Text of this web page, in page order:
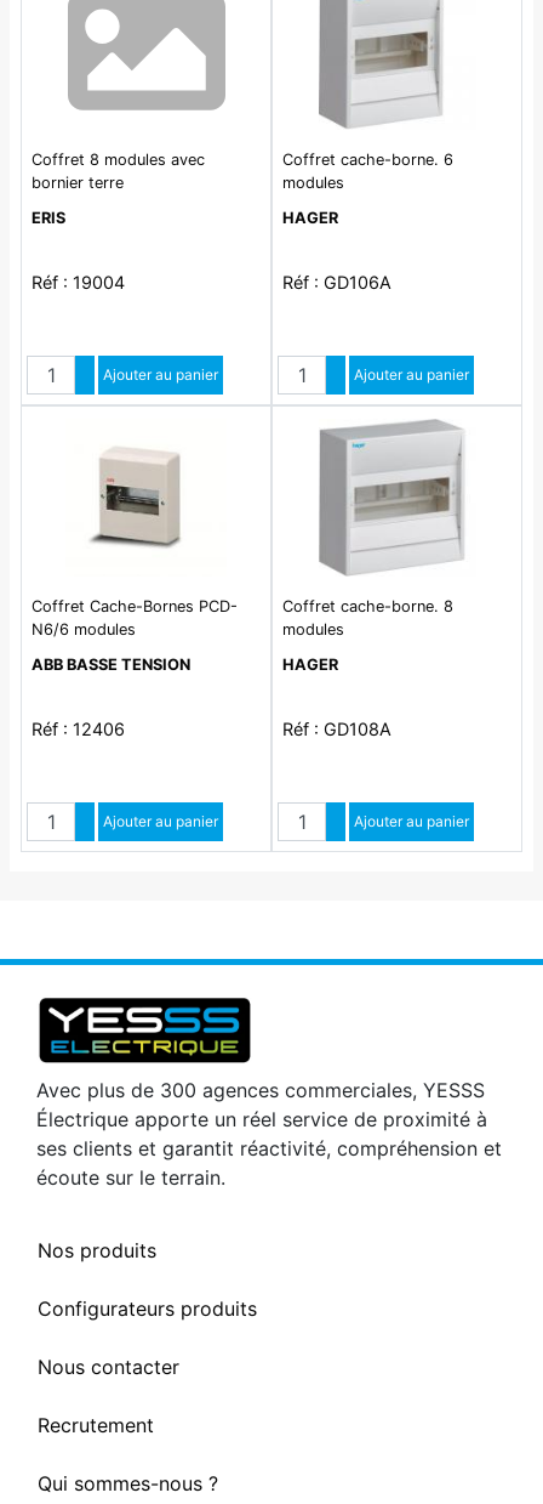
Coffret 8 modules avec
bornier terre
ERIS
Réf : 19004
QuantitéAugmenter quantité
Diminuer quantité
Ajouter au panier
Coffret cache-borne. 6
modules
HAGER
Réf : GD106A
QuantitéAugmenter quantité
Diminuer quantité
Ajouter au panier
Coffret Cache-Bornes PCD-
N6/6 modules
ABB BASSE TENSION
Réf : 12406
QuantitéAugmenter quantité
Diminuer quantité
Ajouter au panier
Coffret cache-borne. 8
modules
HAGER
Réf : GD108A
QuantitéAugmenter quantité
Diminuer quantité
Ajouter au panier
Avec plus de 300 agences commerciales, YESSS
Électrique apporte un réel service de proximité à
ses clients et garantit réactivité, compréhension et
écoute sur le terrain.
Nos produits
Configurateurs produits
Nous contacter
Recrutement
Qui sommes-nous ?